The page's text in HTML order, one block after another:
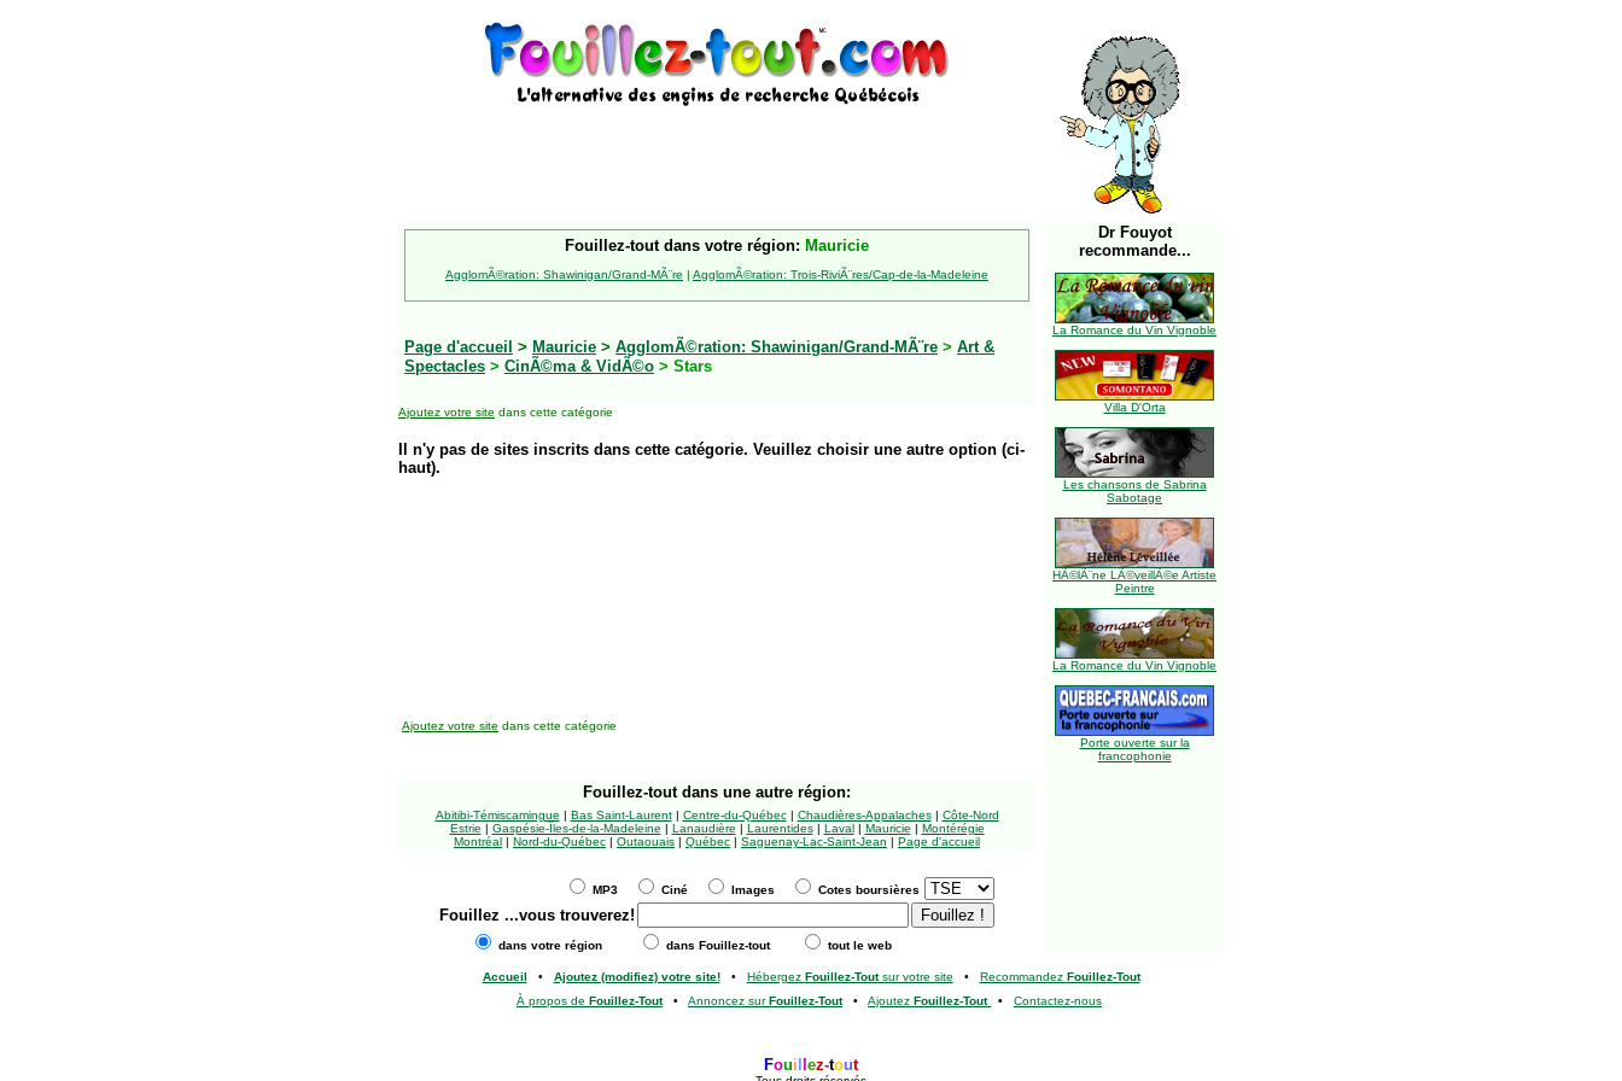
Fouillez-tout dans votre région: Mauricie
AgglomÃ©ration: Shawinigan/Grand-MÃ¨re | AgglomÃ©ration: Trois-RiviÃ¨res/Cap-de-la-Madeleine
Page d'accueil > Mauricie > AgglomÃ©ration: Shawinigan/Grand-MÃ¨re > Art &
Spectacles > CinÃ©ma & VidÃ©o > Stars
Ajoutez votre site dans cette catégorie
Il n'y pas de sites inscrits dans cette catégorie. Veuillez choisir une autre option (ci-
haut).
Dr Fouyot
recommande...
La Romance du Vin Vignoble
Villa D'Orta
Les chansons de Sabrina
Sabotage
HÃ©lÃ¨ne LÃ©veillÃ©e Artiste
Peintre
La Romance du Vin Vignoble
Porte ouverte sur la
francophonie
Ajoutez votre site dans cette catégorie
Fouillez-tout dans une autre région:
Abitibi-Témiscamingue | Bas Saint-Laurent| Centre-du-Québec| Chaudières-Appalaches| Côte-Nord
Estrie | Gaspésie-Îles-de-la-Madeleine | Lanaudière | Laurentides| Laval| Mauricie | Montérégie
Montréal | Nord-du-Québec | Outaouais | Québec | Saguenay-Lac-Saint-Jean | Page d'accueil
MP3 Ciné Images Cotes boursières
Fouillez ...vous trouverez!
dans votre région dans Fouillez-tout tout le web
Accueil • Ajoutez (modifiez) votre site!• Hébergez Fouillez-Toutsur votre site • Recommandez Fouillez-Tout
À propos de Fouillez-Tout• Annoncez surFouillez-Tout• Ajoutez Fouillez-Tout • Contactez-nous
Foui ez-tout